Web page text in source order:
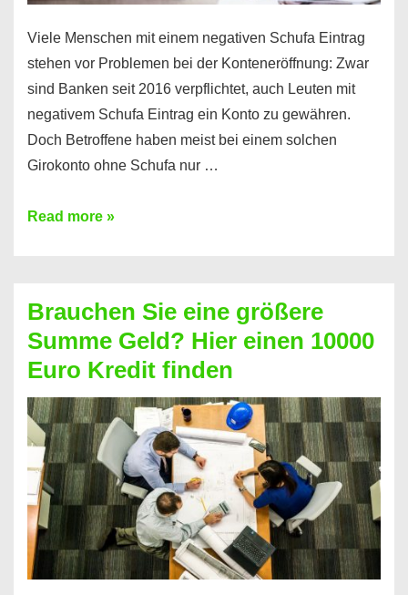
Viele Menschen mit einem negativen Schufa Eintrag
stehen vor Problemen bei der Konteneröffnung: Zwar
sind Banken seit 2016 verpflichtet, auch Leuten mit
negativem Schufa Eintrag ein Konto zu gewähren.
Doch Betroffene haben meist bei einem solchen
Girokonto ohne Schufa nur …
Günstiges
Geht
das
überhaupt?
Na
klar!
Read more »
Brauchen Sie eine größere
Summe Geld? Hier einen 10000
Euro Kredit finden